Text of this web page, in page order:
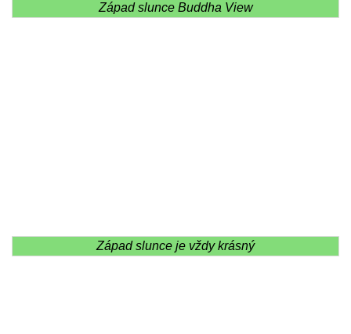
Západ slunce Buddha View
Západ slunce je vždy krásný